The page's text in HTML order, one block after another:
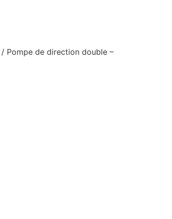
/ Pompe de direction double –